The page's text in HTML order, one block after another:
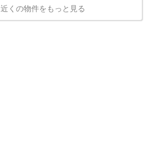
近くの物件をもっと見る